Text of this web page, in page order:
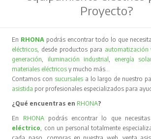
Proyecto?
En RHONA podrás encontrar todo lo que
eléctricos, desde productos para automatización
generación, iluminación industrial, energía
materiales eléctricos y mucho más…
Contamos con sucursales a lo largo de nuestro
asistida por profesionales especializados para
¿Qué encuentras en RHONA?
En RHONA podrás encontrar lo que
eléctrico, con un personal totalmente